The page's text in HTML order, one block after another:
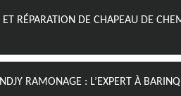
ET RÉPARATION DE CHAPEAU DE
RAMONAGE : L’EXPERT À